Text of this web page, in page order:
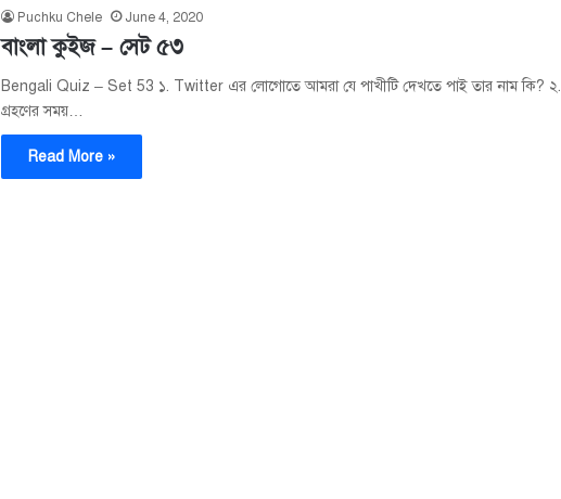
Puchku Chele June 4, 2020
বাংলা কুইজ – সেট ৫৩
Bengali Quiz – Set 53 ১. Twitter এর লোগোতে আমরা যে পাখীটি দেখতে পাই তার নাম কি? ২.
গ্রহণের সময়…
Read More »